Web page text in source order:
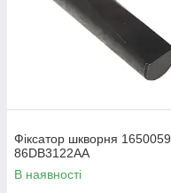
Фіксатор шкворня 1650059
86DB3122AA
В наявності